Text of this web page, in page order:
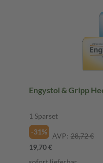
Engystol & Gripp
1 Sparset
-31%
AVP: 28,72 €
19,70 €